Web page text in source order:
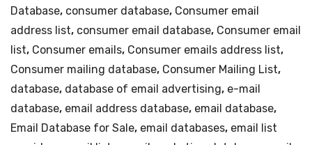
Database, consumer database, Consumer email
address list, consumer email database, Consumer email
list, Consumer emails, Consumer emails address list,
Consumer mailing database, Consumer Mailing List,
database, database of email advertising, e-mail
database, email address database, email database,
Email Database for Sale, email databases, email list